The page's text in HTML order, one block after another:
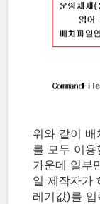
위와 같이
를 모두 이
가운데 일부
일 제작자가
레기값)를